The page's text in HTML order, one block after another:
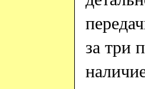
за три